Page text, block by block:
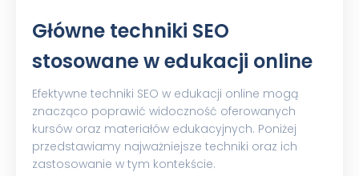
Główne techniki SEO
stosowane w edukacji online
Efektywne techniki SEO w edukacji online mogą
znacząco poprawić widoczność oferowanych
kursów oraz materiałów edukacyjnych. Poniżej
przedstawiamy najważniejsze techniki oraz ich
zastosowanie w tym kontekście.